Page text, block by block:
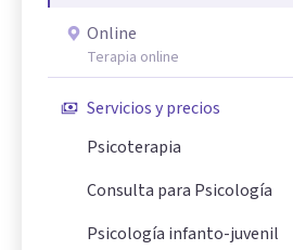
Online
Terapia online
Servicios y precios
Psicoterapia
Consulta para Psicología
Psicología infanto-juvenil